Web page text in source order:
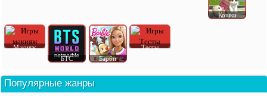
Кошки
Макияж
БТС
Барби
Тесты
Популярные жанры